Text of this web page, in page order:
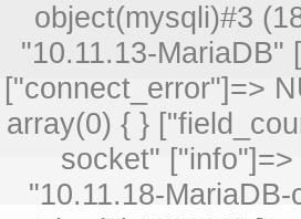
object(mysqli)#3
"10.11.13-MariaDB"
["connect_error"]=>
array(0) { }
socket"
"10.11.18-